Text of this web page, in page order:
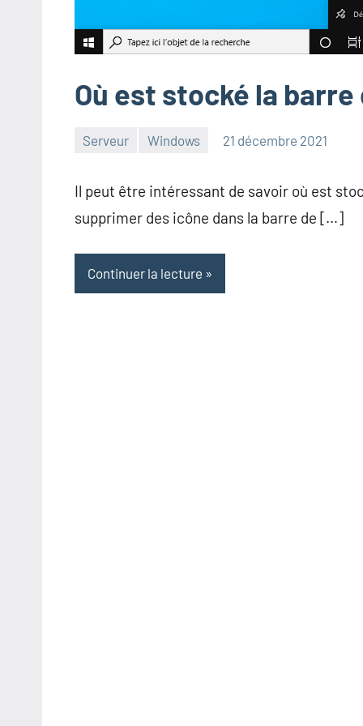
Où est stocké la
Serveur Windows 21 décembre 2021
Il peut être intéressant de savoir où est
supprimer des icône dans la barre de […]
Continuer la lecture